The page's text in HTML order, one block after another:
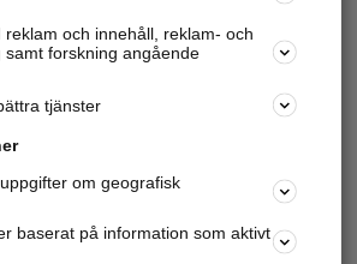
reklam och innehåll, reklam- och
samt forskning angående
tjänster
om geografisk
baserat på information som aktivt